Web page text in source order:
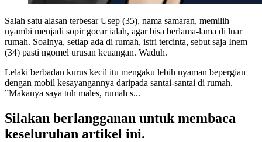
Salah satu alasan terbesar Usep (35), nama samaran, memilih
nyambi menjadi sopir gocar ialah, agar bisa berlama-lama di luar
rumah. Soalnya, setiap ada di rumah, istri tercinta, sebut saja Inem
(34) pasti ngomel urusan keuangan. Waduh.
Lelaki berbadan kurus kecil itu mengaku lebih nyaman bepergian
dengan mobil kesayangannya daripada santai-santai di rumah.
”Makanya saya tuh males, rumah s...
Silakan berlangganan untuk membaca
keseluruhan artikel ini.